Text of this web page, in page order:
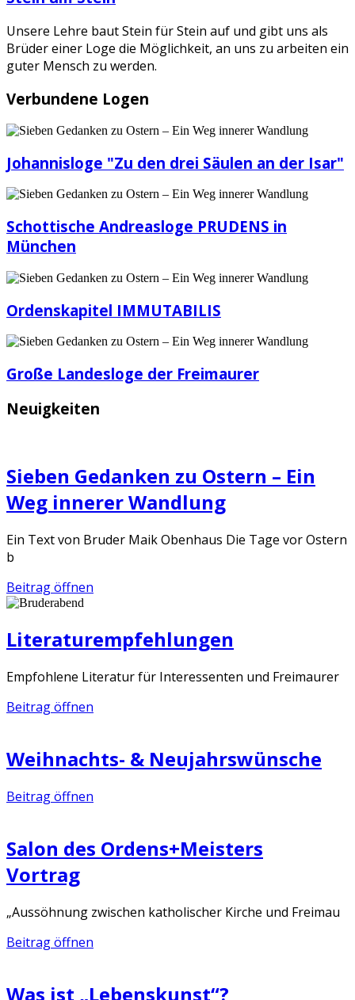
Unsere Lehre baut Stein für Stein auf und gibt uns als
Brüder einer Loge die Möglichkeit, an uns zu arbeiten ein
guter Mensch zu werden.
Verbundene Logen
Johannisloge "Zu den drei Säulen an der Isar"
Schottische Andreasloge PRUDENS in
München
Ordenskapitel IMMUTABILIS
Große Landesloge der Freimaurer
Neuigkeiten
Sieben Gedanken zu Ostern – Ein
Weg innerer Wandlung
Ein Text von Bruder Maik Obenhaus Die Tage vor Ostern
b
Beitrag öffnen
Literaturempfehlungen
Empfohlene Literatur für Interessenten und Freimaurer
Beitrag öffnen
Weihnachts- & Neujahrswünsche
Beitrag öffnen
Salon des Ordens+Meisters
Vortrag
„Aussöhnung zwischen katholischer Kirche und Freimau
Beitrag öffnen
Was ist „Lebenskunst“?